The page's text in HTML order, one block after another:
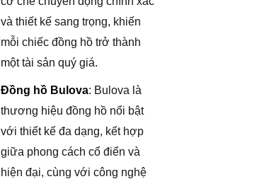
và thiết kế sang trọng, khiến
mỗi chiếc đồng hồ trở thành
một tài sản quý giá.
Đồng hồ Bulova: Bulova là
thương hiệu đồng hồ nổi bật
với thiết kế đa dạng, kết hợp
giữa phong cách cổ điển và
hiện đại, cùng với công nghệ